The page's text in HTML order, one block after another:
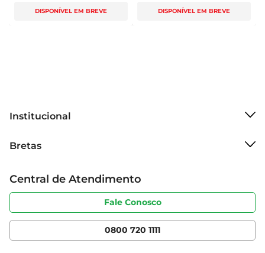
DISPONÍVEL EM BREVE DISPONÍVEL EM BREVE
Institucional
Grupo Cencosud
Sobre privacidade
Portal do fornecedor
Cencosud Media
Bretas
Produtos Bretas
Código de ética
Serviços
Clube Bretas
Central de Atendimento
Fale Conosco
0800 720 1111